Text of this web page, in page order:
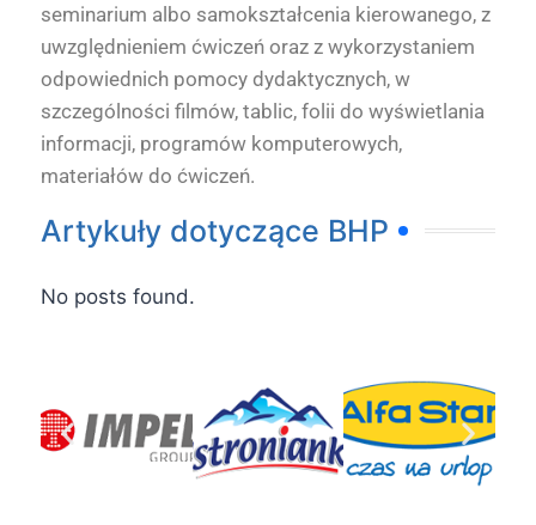
seminarium albo samokształcenia kierowanego, z
uwzględnieniem ćwiczeń oraz z wykorzystaniem
odpowiednich pomocy dydaktycznych, w
szczególności filmów, tablic, folii do wyświetlania
informacji, programów komputerowych,
materiałów do ćwiczeń.
Artykuły dotyczące BHP
No posts found.